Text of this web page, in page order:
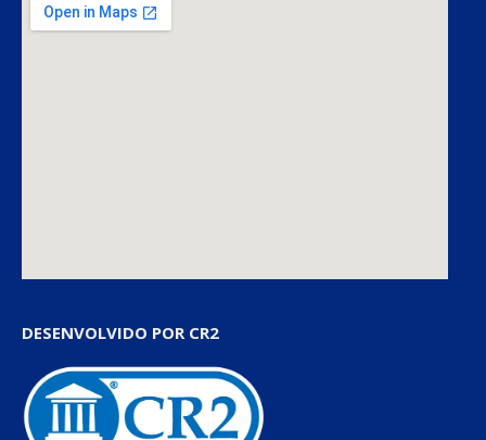
DESENVOLVIDO POR CR2